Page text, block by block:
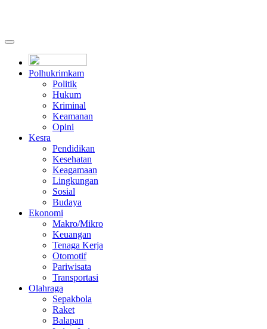
Polhukrimkam
Politik
Hukum
Kriminal
Keamanan
Opini
Kesra
Pendidikan
Kesehatan
Keagamaan
Lingkungan
Sosial
Budaya
Ekonomi
Makro/Mikro
Keuangan
Tenaga Kerja
Otomotif
Pariwisata
Transportasi
Olahraga
Sepakbola
Raket
Balapan